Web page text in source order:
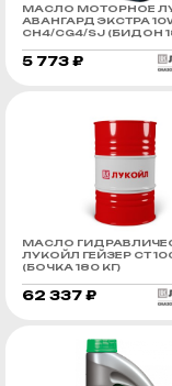
МАСЛО МОТОРНОЕ
АВАНГАРД ЭКСТРА
CH4/CG4/SJ (БИДОН
5 773 ₽
МАСЛО
ЛУКОЙЛ ГЕЙЗЕР СТ
(БОЧКА 180 КГ)
62 337 ₽